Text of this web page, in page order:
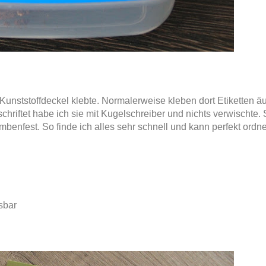
klebte. Normalerweise kleben dort Etiketten
habe ich sie mit Kugelschreiber und nichts verwischte.
So finde ich alles sehr schnell und kann perfekt